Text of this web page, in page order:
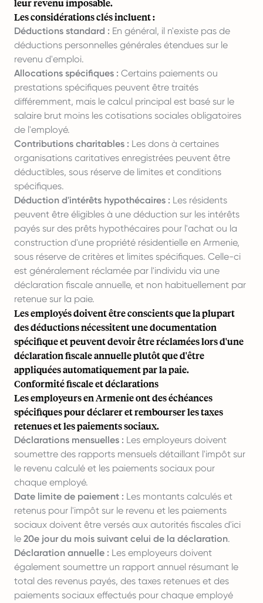
leur revenu imposable.
Les considérations clés incluent :
Déductions standard : En général, il n'existe pas de
déductions personnelles générales étendues sur le
revenu d'emploi.
Allocations spécifiques : Certains paiements ou
prestations spécifiques peuvent être traités
différemment, mais le calcul principal est basé sur le
salaire brut moins les cotisations sociales obligatoires
de l'employé.
Contributions charitables : Les dons à certaines
organisations caritatives enregistrées peuvent être
déductibles, sous réserve de limites et conditions
spécifiques.
Déduction d'intérêts hypothécaires : Les résidents
peuvent être éligibles à une déduction sur les intérêts
payés sur des prêts hypothécaires pour l'achat ou la
construction d'une propriété résidentielle en Armenie,
sous réserve de critères et limites spécifiques. Celle-ci
est généralement réclamée par l'individu via une
déclaration fiscale annuelle, et non habituellement par
retenue sur la paie.
Les employés doivent être conscients que la plupart
des déductions nécessitent une documentation
spécifique et peuvent devoir être réclamées lors d'une
déclaration fiscale annuelle plutôt que d'être
appliquées automatiquement par la paie.
Conformité fiscale et déclarations
Les employeurs en Armenie ont des échéances
spécifiques pour déclarer et rembourser les taxes
retenues et les paiements sociaux.
Déclarations mensuelles : Les employeurs doivent
soumettre des rapports mensuels détaillant l'impôt sur
le revenu calculé et les paiements sociaux pour
chaque employé.
Date limite de paiement : Les montants calculés et
retenus pour l'impôt sur le revenu et les paiements
sociaux doivent être versés aux autorités fiscales d'ici
le 20e jour du mois suivant celui de la déclaration.
Déclaration annuelle : Les employeurs doivent
également soumettre un rapport annuel résumant le
total des revenus payés, des taxes retenues et des
paiements sociaux effectués pour chaque employé